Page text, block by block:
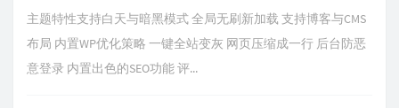
主题特性支持白天与暗黑模式 全局无刷新加载 支持博客与CMS
布局 内置WP优化策略 一键全站变灰 网页压缩成一行 后台防恶
意登录 内置出色的SEO功能 评...